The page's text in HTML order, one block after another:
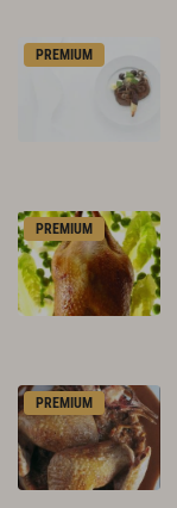
PREMIUM
PREMIUM
PREMIUM